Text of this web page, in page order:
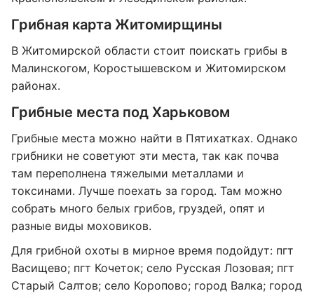
Грибная карта Житомирщины
В Житомирской области стоит поискать грибы в
Малинскогом, Коростышевском и Житомирском
районах.
Грибные места под Харьковом
Грибные места можно найти в Пятихатках. Однако
грибники не советуют эти места, так как почва
там переполнена тяжелыми металлами и
токсинами. Лучше поехать за город. Там можно
собрать много белых грибов, груздей, опят и
разные виды моховиков.
Для грибной охоты в мирное время подойдут: пгт
Васищево; пгт Кочеток; село Русская Лозовая; пгт
Старый Салтов; село Коропово; город Валка; город